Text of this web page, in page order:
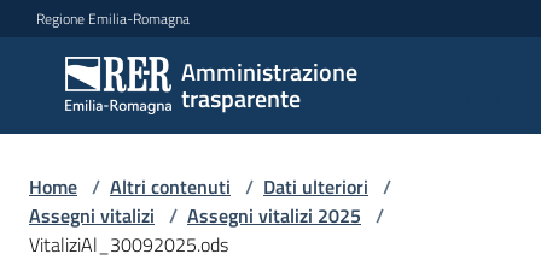
Vai al contenuto
Vai alla navigazione
Vai al footer
Regione Emilia-Romagna
Amministrazione
trasparente
Amministrazione
trasparente
Sottosezioni
Home / Altri contenuti / Dati ulteriori /
Assegni vitalizi / Assegni vitalizi 2025 /
VitaliziAl_30092025.ods